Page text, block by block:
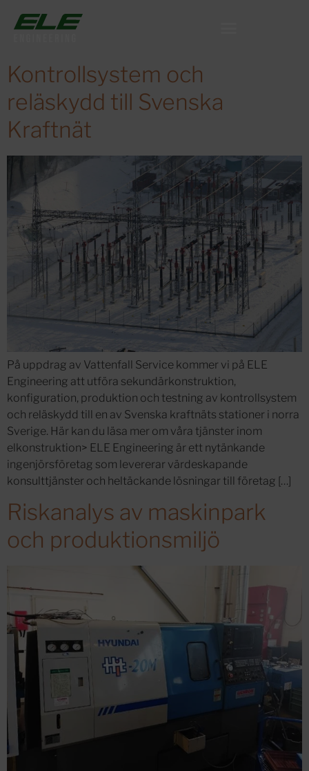
Kontrollsystem och
reläskydd till Svenska
Kraftnät
På uppdrag av Vattenfall Service kommer vi på ELE
Engineering att utföra sekundärkonstruktion,
konfiguration, produktion och testning av kontrollsystem
och reläskydd till en av Svenska kraftnäts stationer i norra
Sverige. Här kan du läsa mer om våra tjänster inom
elkonstruktion> ELE Engineering är ett nytänkande
ingenjörsföretag som levererar värdeskapande
konsulttjänster och heltäckande lösningar till företag […]
Riskanalys av maskinpark
och produktionsmiljö